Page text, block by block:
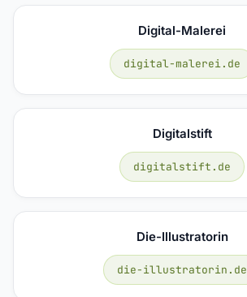
Digital-Malerei
digital-malerei.de
Digitalstift
digitalstift.de
Die-Illustratorin
die-illustratorin.de